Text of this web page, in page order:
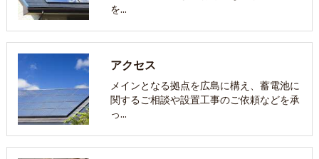
を…
アクセス
メインとなる拠点を広島に構え、蓄電池に
関するご相談や設置工事のご依頼などを承
っ…